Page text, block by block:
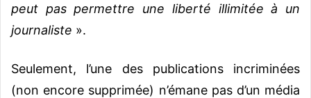
peut pas permettre une liberté illimitée à un
journaliste ».
Seulement, l’une des publications incriminées
(non encore supprimée) n’émane pas d’un média